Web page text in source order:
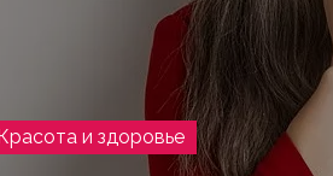
и здоровье